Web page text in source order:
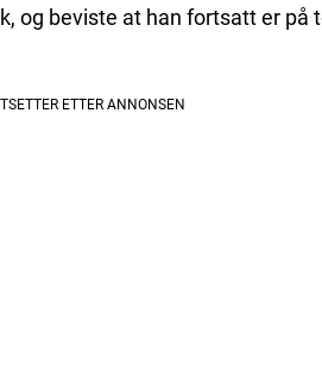
og beviste at han fortsatt er på